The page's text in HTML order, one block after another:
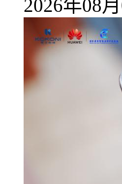
2026年08